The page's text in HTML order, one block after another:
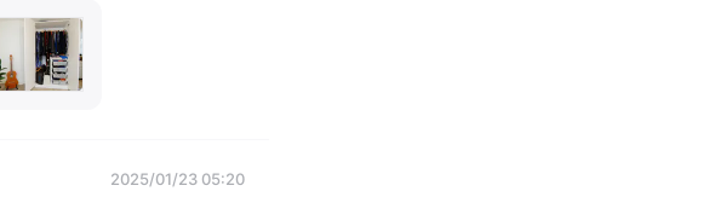
2025/01/23 05:20